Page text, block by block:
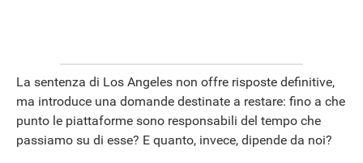
La sentenza di Los Angeles non offre risposte definitive,
ma introduce una domande destinate a restare: fino a che
punto le piattaforme sono responsabili del tempo che
passiamo su di esse? E quanto, invece, dipende da noi?